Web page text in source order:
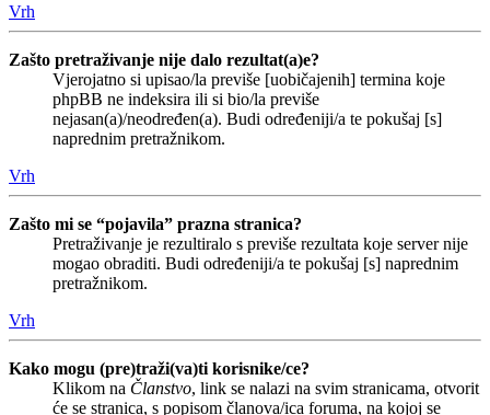
Vrh
Zašto pretraživanje nije dalo rezultat(a)e?
Vjerojatno si upisao/la previše [uobičajenih] termina koje
phpBB ne indeksira ili si bio/la previše
nejasan(a)/neodređen(a). Budi određeniji/a te pokušaj [s]
naprednim pretražnikom.
Vrh
Zašto mi se “pojavila” prazna stranica?
Pretraživanje je rezultiralo s previše rezultata koje server nije
mogao obraditi. Budi određeniji/a te pokušaj [s] naprednim
pretražnikom.
Vrh
Kako mogu (pre)traži(va)ti korisnike/ce?
Klikom na Članstvo, link se nalazi na svim stranicama, otvorit
će se stranica, s popisom članova/ica foruma, na kojoj se